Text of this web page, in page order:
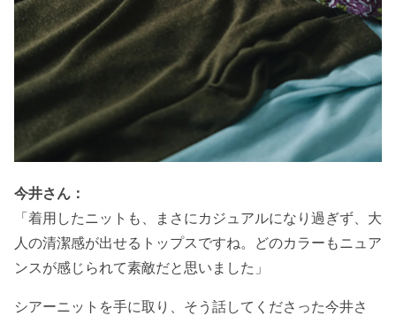
今井さん：
「着用したニットも、まさにカジュアルになり過ぎず、大
人の清潔感が出せるトップスですね。どのカラーもニュア
ンスが感じられて素敵だと思いました」
シアーニットを手に取り、そう話してくださった今井さ